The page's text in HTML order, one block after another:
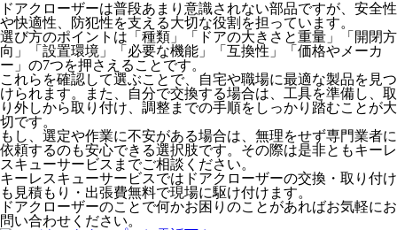
ドアクローザーは普段あまり意識されない部品ですが、安全性
や快適性、防犯性を支える大切な役割を担っています。
選び方のポイントは「種類」「ドアの大きさと重量」「開閉方
向」「設置環境」「必要な機能」「互換性」「価格やメーカ
ー」の7つを押さえることです。
これらを確認して選ぶことで、自宅や職場に最適な製品を見つ
けられます。また、自分で交換する場合は、工具を準備し、取
り外しから取り付け、調整までの手順をしっかり踏むことが大
切です。
もし、選定や作業に不安がある場合は、無理をせず専門業者に
依頼するのも安心できる選択肢です。その際は是非ともキーレ
スキューサービス までご相談ください。
キーレスキューサービスではドアクローザーの交換・取り付け
も 見積もり・出張費無料で現場に駆け付けます。
ドアクローザーのことで何かお困りのことがあればお気軽にお
問い合わせください。